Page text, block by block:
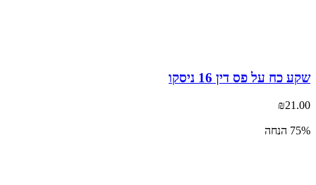
כח על פס דין 16 ניסקו
₪